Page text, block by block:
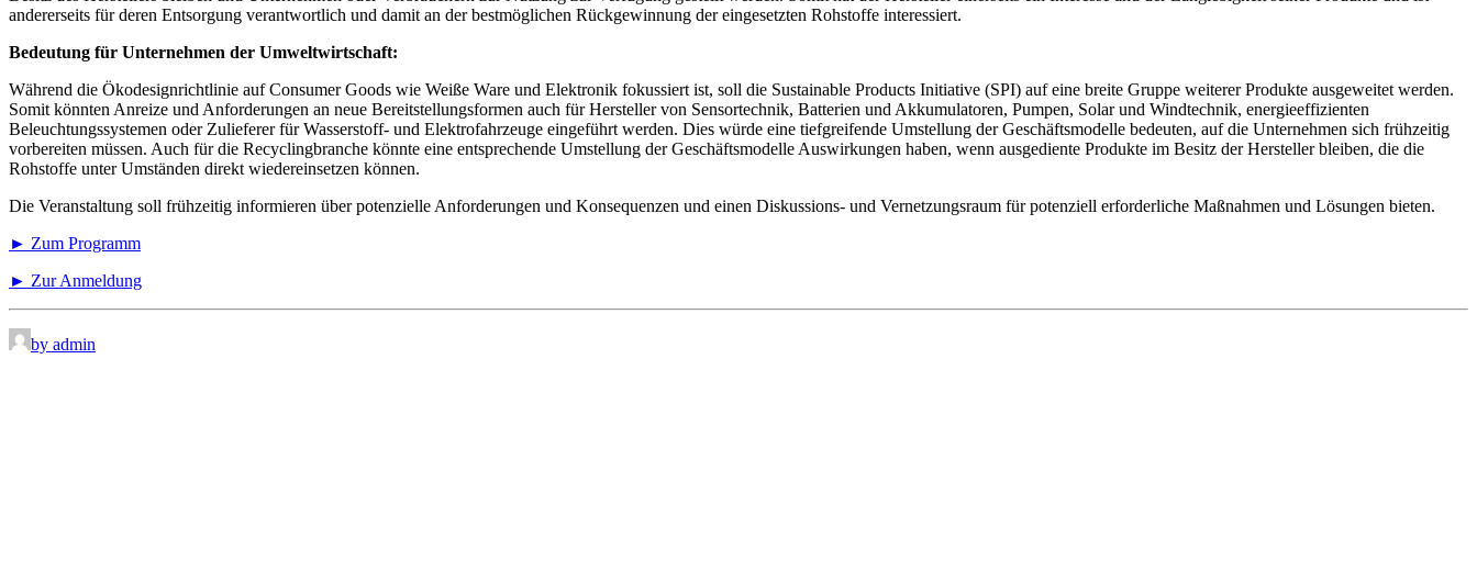
andererseits für deren Entsorgung verantwortlich und damit an der bestmöglichen Rückgewinnung der eingesetzten Rohstoffe interessiert.
Bedeutung für Unternehmen der Umweltwirtschaft:
Während die Ökodesignrichtlinie auf Consumer Goods wie Weiße Ware und Elektronik fokussiert ist, soll die Sustainable Products Initiative (SPI) auf eine breite Gruppe weiterer Produkte ausgeweitet werden.
Somit könnten Anreize und Anforderungen an neue Bereitstellungsformen auch für Hersteller von Sensortechnik, Batterien und Akkumulatoren, Pumpen, Solar und Windtechnik, energieeffizienten
Beleuchtungssystemen oder Zulieferer für Wasserstoff- und Elektrofahrzeuge eingeführt werden. Dies würde eine tiefgreifende Umstellung der Geschäftsmodelle bedeuten, auf die Unternehmen sich frühzeitig
vorbereiten müssen. Auch für die Recyclingbranche könnte eine entsprechende Umstellung der Geschäftsmodelle Auswirkungen haben, wenn ausgediente Produkte im Besitz der Hersteller bleiben, die die
Rohstoffe unter Umständen direkt wiedereinsetzen können.
Die Veranstaltung soll frühzeitig informieren über potenzielle Anforderungen und Konsequenzen und einen Diskussions- und Vernetzungsraum für potenziell erforderliche Maßnahmen und Lösungen bieten.
► Zum Programm
► Zur Anmeldung
by admin